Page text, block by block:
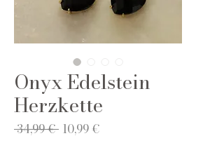
Onyx Edelstein
Herzkette
34,99 € Standardpreis
10,99 €